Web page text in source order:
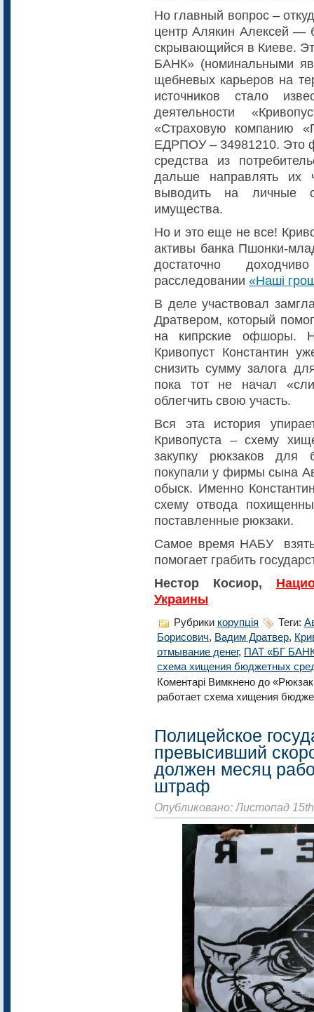
Но главный вопрос –
центр Алякин Алексей —
скрывающийся в Киеве.
БАНК» (номинальными
щебневых карьеров на
источников стало
деятельности
«Страховую компанию
ЕДРПОУ – 34981210. Это
средства из
дальше направлять их
выводить на личные
имущества.
Но и это еще не все!
активы банка Пшонки-
достаточно
расследовании «Наші
В деле участвовал
Дратвером, который
на кипрские офшоры.
Кривопуст Константин
снизить сумму залога
пока тот не начал
облегчить свою участь.
Вся эта история
Кривопуста – схему
закупку рюкзаков
покупали у фирмы сына
обыск. Именно
схему отвода
поставленные рюкзаки.
Самое время НАБУ взять
помогает грабить
Нестор Косиор,
Украины
Рубрики корупція Теги:
Борисович, Вадим Дратвер,
отмывание денег, ПАТ «БГ
схема хищения бюджетных
Коментарі Вимкнено до
работает схема хищения
Полицейское
превысивший
должен месяц
штраф
Опубликовано: Листопад